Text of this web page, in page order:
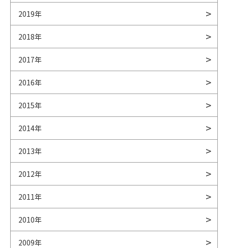
2019年
2018年
2017年
2016年
2015年
2014年
2013年
2012年
2011年
2010年
2009年